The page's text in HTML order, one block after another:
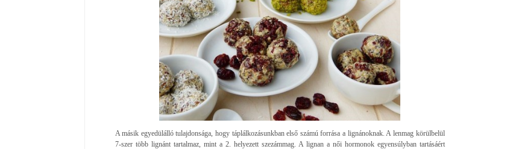
A másik egyedülálló tulajdonsága, hogy táplálkozásunkban első számú forrása a lignánoknak. A lenmag körülbelül
7-szer több lignánt tartalmaz, mint a 2. helyezett szezámmag. A lignan a női hormonok egyensúlyban tartásáért